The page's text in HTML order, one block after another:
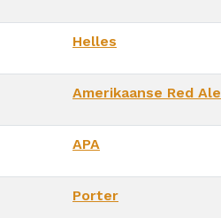
Helles
Amerikaanse Red Ale
APA
Porter